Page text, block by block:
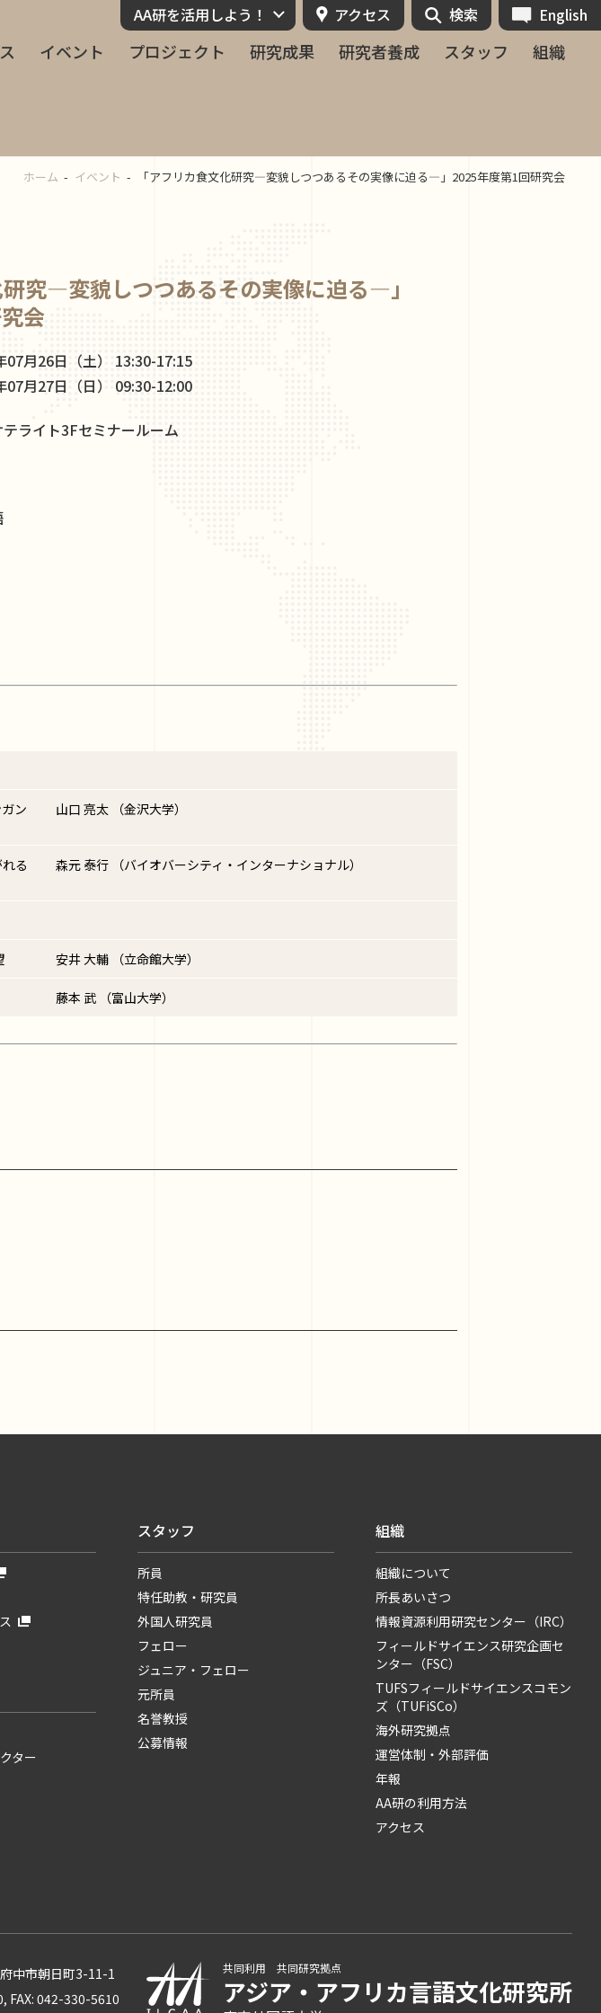
イベント プロジェクト 研究成果 研究者養成 スタッフ 組織
AA研を活用しよう！ アクセス 検索 English
ホーム イベント 「アフリカ⾷⽂化研究―変貌しつつあるその実像に迫る―」2025年度第1回研究会
研究―変貌しつつあるその実像に迫る―」
会
07月26日（土） 13:30-17:15
07月27日（日） 09:30-12:00
ライト3Fセミナールーム
ン
山口 亮太 （金沢大学）
る
森元 泰行 （バイオバーシティ・インターナショナル）
安井 大輔 （立命館大学）
藤本 武 （富山大学）
ター
スタッフ
所員
特任助教・研究員
外国人研究員
フェロー
ジュニア・フェロー
元所員
名誉教授
公募情報
組織
組織について
所長あいさつ
情報資源利用研究センター（IRC）
フィールドサイエンス研究企画セ
ンター（FSC）
TUFSフィールドサイエンスコモン
ズ（TUFiSCo）
海外研究拠点
運営体制・外部評価
年報
AA研の利用方法
アクセス
中市朝日町3-11-1
FAX: 042-330-5610
共同利用 共同研究拠点
アジア・アフリカ言語文化研究所